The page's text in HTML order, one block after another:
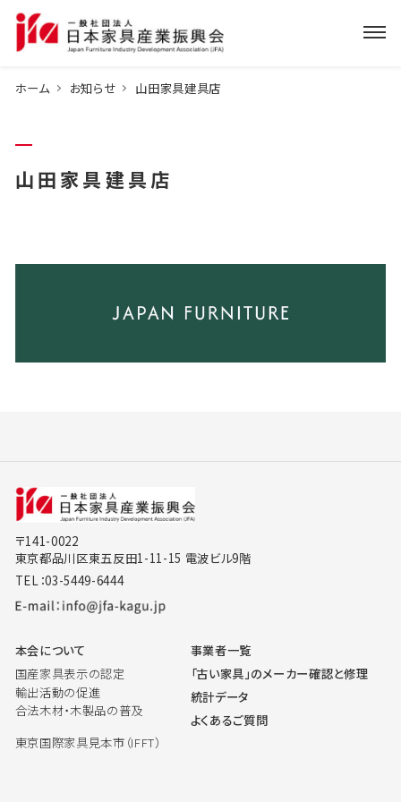
ホーム お知らせ 山田家具建具店
山田家具建具店
〒141-0022
東京都品川区東五反田1-11-15 電波ビル9階
TEL：03-5449-6444
本会について
国産家具表示の認定
輸出活動の促進
合法木材・木製品の普及
東京国際家具見本市（IFFT）
事業者一覧
「古い家具」のメーカー確認と修理
統計データ
よくあるご質問